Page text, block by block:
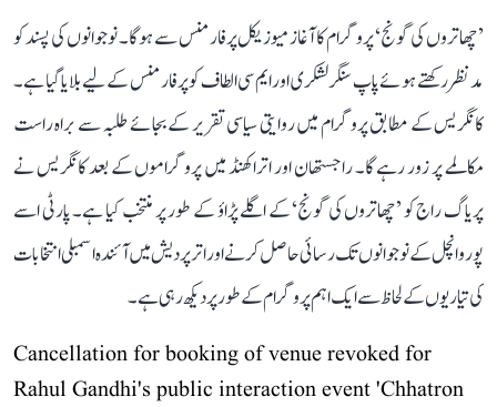
’چھاتروں کی گونج‘ پروگرام کا آغاز میوزیکل پرفارمنس سے ہوگا۔ نوجوانوں کی پسند کو
مدنظر رکھتے ہوئے پاپ سنگر لشکری اور ایم سی الطاف کو پرفارمنس کے لیے بلایا گیا ہے۔
کانگریس کے مطابق پروگرام میں روایتی سیاسی تقریر کے بجائے طلبہ سے براہ راست
مکالمے پر زور رہے گا۔ راجستھان اور اتراکھنڈ میں پروگراموں کے بعد کانگریس نے
پریاگ راج کو ’چھاتروں کی گونج‘ کے اگلے پڑاؤ کے طور پر منتخب کیا ہے۔ پارٹی اسے
پوروانچل کے نوجوانوں تک رسائی حاصل کرنے اور اتر پردیش میں آئندہ اسمبلی انتخابات
کی تیاریوں کے لحاظ سے ایک اہم پروگرام کے طور پر دیکھ رہی ہے۔
Cancellation for booking of venue revoked for
Rahul Gandhi's public interaction event 'Chhatron